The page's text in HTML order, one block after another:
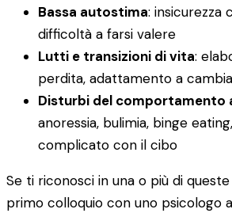
Bassa autostima: insicurezza
difficoltà a farsi valere
Lutti e transizioni di vita:
perdita, adattamento a
Disturbi del comportamento
anoressia, bulimia, binge
complicato con il cibo
Se ti riconosci in una o più di queste
primo colloquio con uno psicologo